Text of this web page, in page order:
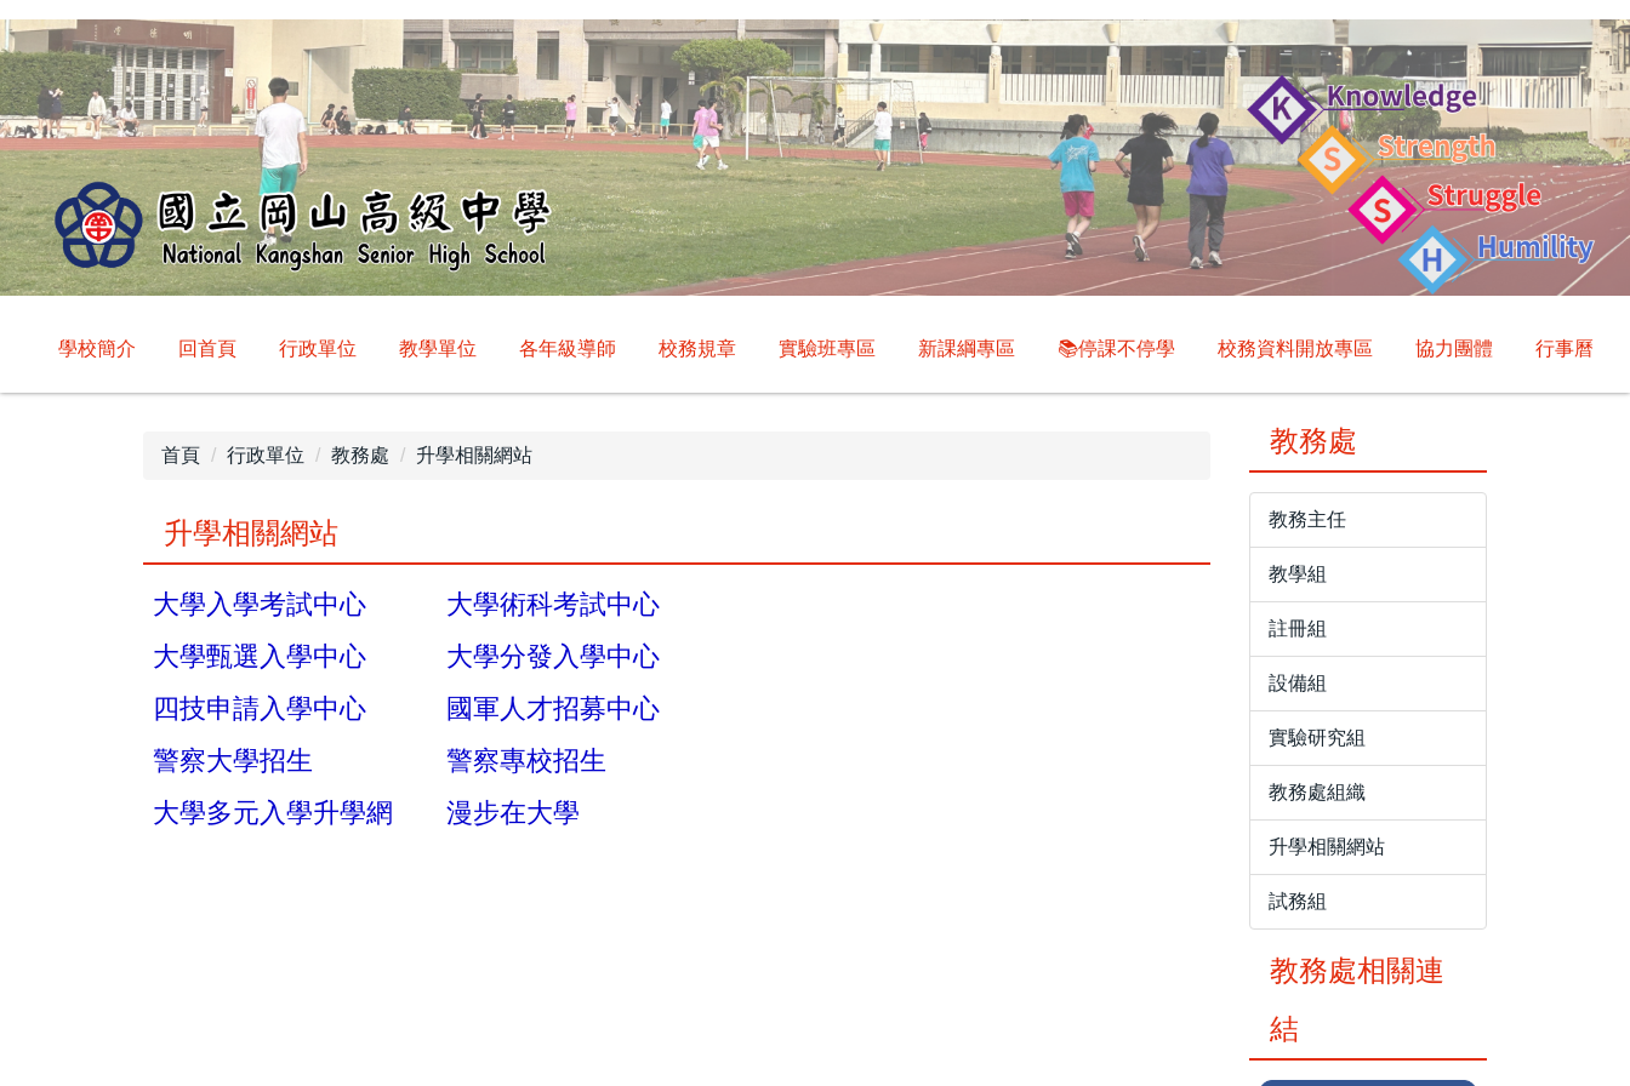
跳
到
主
要
內
容
區
學校簡介 回首頁 行政單位 教學單位 各年級導師 校務規章 實驗班專區 新課綱專區 📚停課不停學 校務資料開放專區 協力團體 行事曆
首頁 行政單位 教務處 升學相關網站
升學相關網站
大學入學考試中心
大學術科考試中心
大學甄選入學中心
大學分發入學中心
四技申請入學中心
國軍人才招募中心
警察大學招生
警察專校招生
大學多元入學升學網
漫步在大學
教務處
教務主任
教學組
註冊組
設備組
實驗研究組
教務處組織
升學相關網站
試務組
教務處相關連
結